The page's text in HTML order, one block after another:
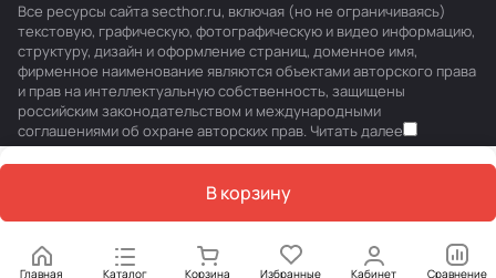
В корзину
Главная Каталог Корзина Избранные Кабинет Сравнение
Все ресурсы сайта secthor.ru, включая (но не ограничиваясь)
текстовую, графическую, фотографическую и видео информацию,
структуру, дизайн и оформление страниц, доменное имя,
фирменное наименование являются объектами авторского права
и прав на интеллектуальную собственность, защищены
российским законодательством и международными
соглашениями об охране авторских прав. Читать далее